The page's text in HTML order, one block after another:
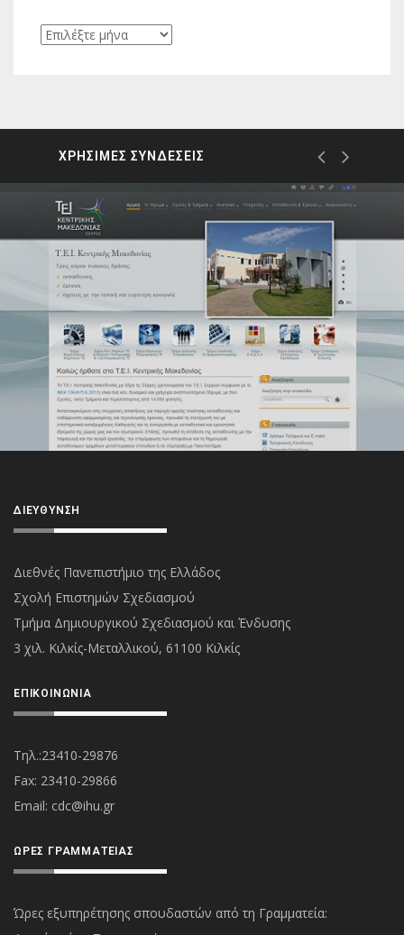
Ιστορικό
ΧΡΗΣΙΜΕΣ ΣΥΝΔΕΣΕΙΣ
ΔΙΕΎΘΥΝΣΗ
Διεθνές Πανεπιστήμιο της Ελλάδος
Σχολή Επιστημών Σχεδιασμού
Τμήμα Δημιουργικού Σχεδιασμού και Ένδυσης
3 χιλ. Κιλκίς-Μεταλλικού, 61100 Κιλκίς
ΕΠΙΚΟΙΝΩΝΊΑ
Τηλ.:23410-29876
Fax: 23410-29866
Εmail: cdc@ihu.gr
ΏΡΕΣ ΓΡΑΜΜΑΤΕΊΑΣ
Ώρες εξυπηρέτησης σπουδαστών από τη Γραμματεία: